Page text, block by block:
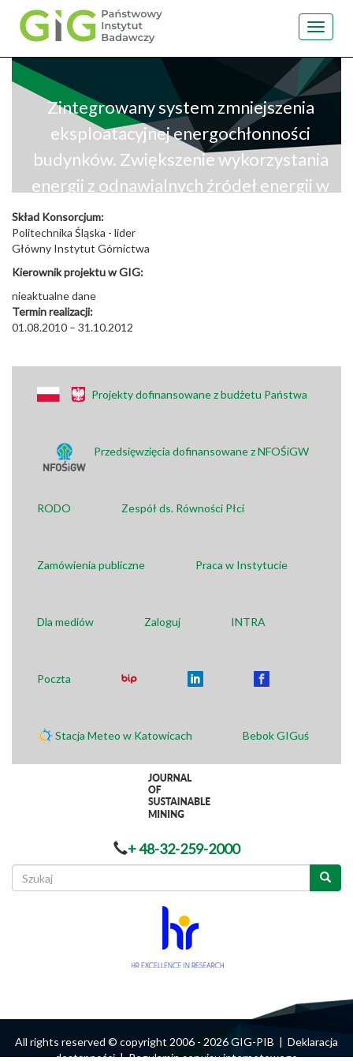
Przejdź
treści
Toggle
Zintegrowany system zmniejszenia
eksploatacyjnej energochłonności
budynków. Zwiększenie wykorzystania
energii z odnawialnych źródeł energii w
Skład Konsorcjum:
Politechnika Śląska - lider
Główny Instytut Górnictwa
Kierownik projektu w GIG:
nieaktualne dane
Termin realizacji:
01.08.2010 – 31.10.2012
Projekty dofinansowane z budżetu Państwa
Przedsięwzięcia dofinansowane z NFOŚiGW
RODO Zespół ds. Równości Płci
Zamówienia publiczne Praca w Instytucie
Dla mediów Zaloguj INTRA
Poczta
Stacja Meteo w Katowicach Bebok GIGuś
+ 48-32-259-2000
Formularz
All rights reserved © copyright 2006 - 2026 GIG-PIB | Deklaracja
dostępności|Regulamin serwisu internetowego